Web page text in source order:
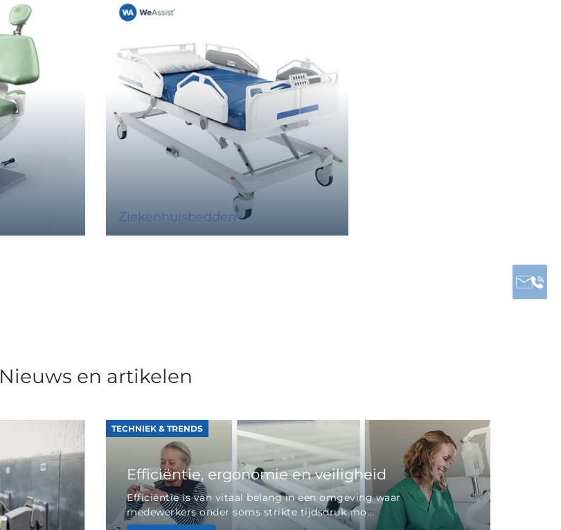
Ziekenhuisbedden
Nieuws en artikelen
TECHNIEK & TRENDS
Efficiëntie, ergonomie en veiligheid
Efficiëntie is van vitaal belang in een omgeving waar
medewerkers onder soms strikte tijdsdruk mo...